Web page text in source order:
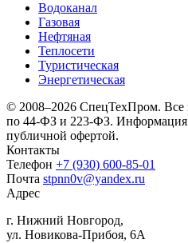
Водоканал
Газовая
Нефтяная
Теплосети
Туристическая
Энергетическая
© 2008–2026 СпецТехПром. Все
по 44-ФЗ и 223-ФЗ. Информация
публичной офертой.
Контакты
Телефон +7 (930) 600-85-01
Почта stpnn0v@yandex.ru
Адрес
г. Нижний Новгород,
ул. Новикова-Прибоя, 6А